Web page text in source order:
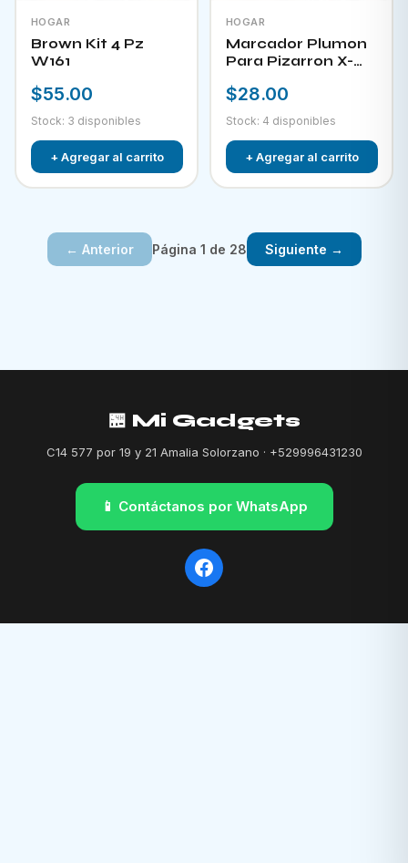
HOGAR
Brown Kit 4 Pz
W161
$55.00
Stock: 3 disponibles
+ Agregar al carrito
HOGAR
Marcador Plumon
Para Pizarron X-
$28.00
Stock: 4 disponibles
+ Agregar al carrito
← Anterior Página 1 de 28 Siguiente →
🏪 Mi Gadgets
C14 577 por 19 y 21 Amalia Solorzano · +529996431230
📱 Contáctanos por WhatsApp